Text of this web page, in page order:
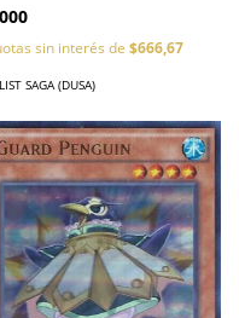
sin interés de $666,67
SAGA (DUSA)